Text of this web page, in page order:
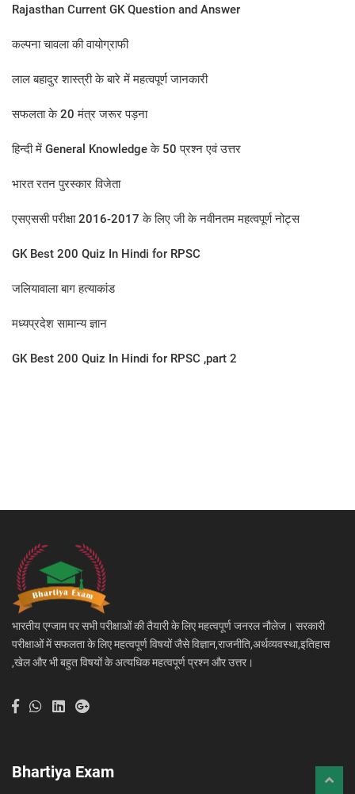
Rajasthan Current GK Question and Answer
कल्‍पना चावला की वायोग्राफी
लाल बहादुर शास्‍त्री के बारे में महत्‍वपूर्ण जानकारी
सफलता के 20 मंत्र जरूर पड़ना
हिन्दी में General Knowledge के 50 प्रश्न एवं उत्तर
भारत रतन पुरस्कार विजेता
एसएससी परीक्षा 2016-2017 के लिए जी के नवीनतम महत्वपूर्ण नोट्स
GK Best 200 Quiz In Hindi for RPSC
जलियावाला बाग हत्याकांड
मध्यप्रदेश सामान्य ज्ञान
GK Best 200 Quiz In Hindi for RPSC ,part 2
भारतीय एग्जाम पर सभी परीक्षाओं की तैयारी के लिए महत्वपूर्ण जनरल नौलेज। सरकारी
परीक्षाओं में सफलता के लिए महत्वपूर्ण विषयों जैसे विज्ञान,राजनीति,अर्थव्यवस्था,इतिहास
,खेल और भी बहुत विषयों के अत्यधिक महत्वपूर्ण प्रश्न और उत्तर।
Bhartiya Exam